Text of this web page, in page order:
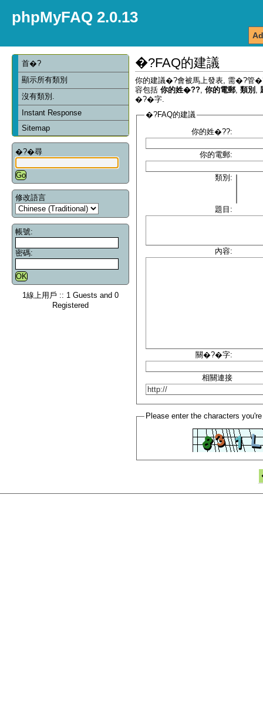
phpMyFAQ 2.0.13
首�?
顯示所有類別
沒有類別.
Instant Response
Sitemap
�?�尋
修改語言
帳號:
密碼:
1線上用戶 :: 1 Guests and 0
Registered
�?FAQ的建議
你的建議�?會被馬上發表, 需�?管
容包括 你的姓�?? 你的電郵 類別
�?�字.
�?FAQ的建議
你的姓�??:
你的電郵:
類別:
題目:
內容:
關�?�字:
相關連接
Please enter the characters